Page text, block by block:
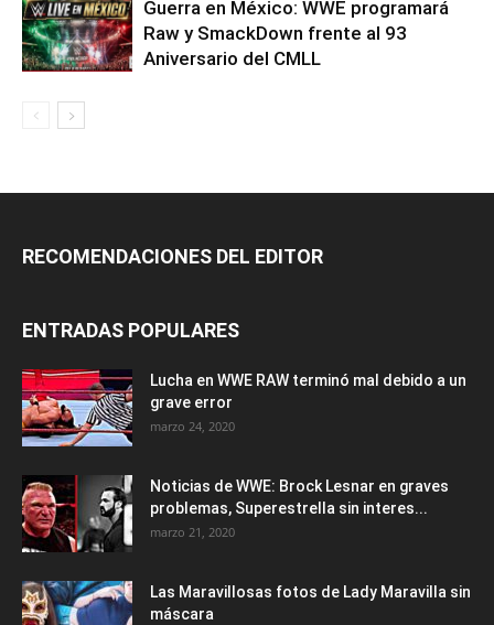
Guerra en México: WWE programará
Raw y SmackDown frente al 93
Aniversario del CMLL
RECOMENDACIONES DEL EDITOR
ENTRADAS POPULARES
Lucha en WWE RAW terminó mal debido a un
grave error
marzo 24, 2020
Noticias de WWE: Brock Lesnar en graves
problemas, Superestrella sin interes...
marzo 21, 2020
Las Maravillosas fotos de Lady Maravilla sin
máscara